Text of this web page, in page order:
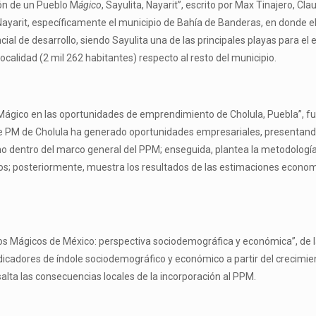
de un Pueblo Mágico, Sayulita, Nayarit”, escrito por Max Tinajero,
específicamente el municipio de Bahía de Banderas, en donde
de desarrollo, siendo Sayulita una de las principales playas para
(2 mil 262 habitantes) respecto al resto del municipio.
en las oportunidades de emprendimiento de Cholula, Puebla”,
de Cholula ha generado oportunidades empresariales,
dentro del marco general del PPM; enseguida, plantea la
posteriormente, muestra los resultados de las estimaciones
Mágicos de México: perspectiva sociodemográfica y económica”,
de índole sociodemográfico y económico a partir del
las consecuencias locales de la incorporación al PPM.